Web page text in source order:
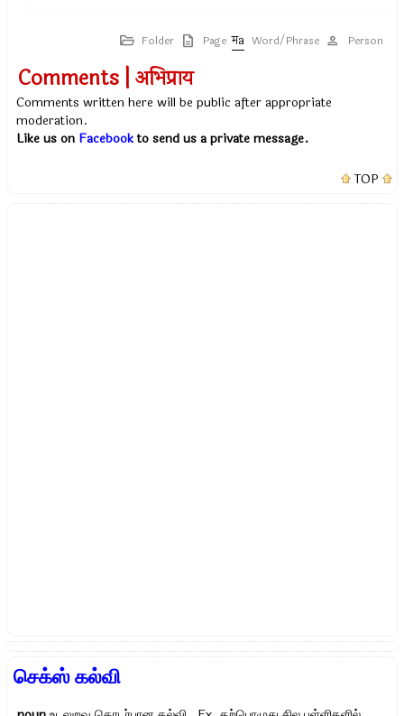
Folder Page Word/Phrase Person
Comments | अभिप्राय
Comments written here will be public after appropriate
moderation.
Like us on Facebookto send us a private message.
TOP
செக்ஸ் கல்வி